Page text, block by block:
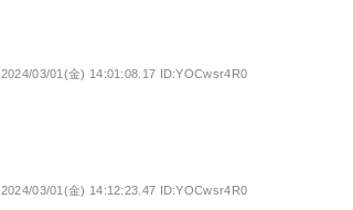
2024/03/01(金) 14:01:08.17 ID:YOCwsr4R0
2024/03/01(金) 14:12:23.47 ID:YOCwsr4R0